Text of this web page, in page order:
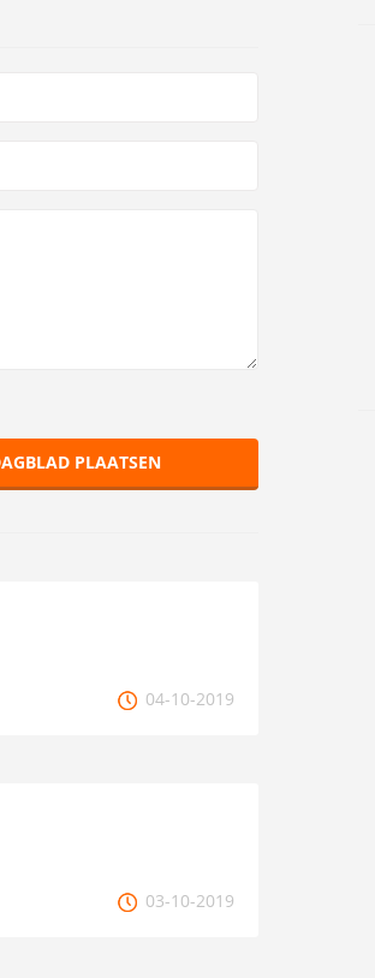
PLAATSEN
04-10-2019
03-10-2019